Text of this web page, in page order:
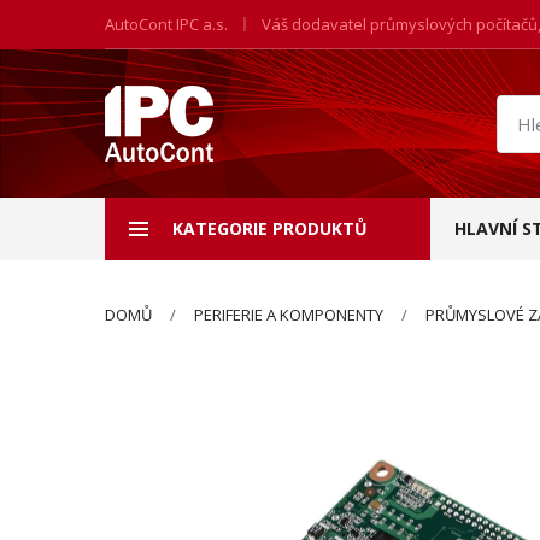
AutoCont IPC a.s. Váš dodavatel průmyslových
KATEGORIE PRODUKTŮ HLAVNÍ
DOMŮ PERIFERIE A KOMPONENTY PRŮMYSLOVÉ